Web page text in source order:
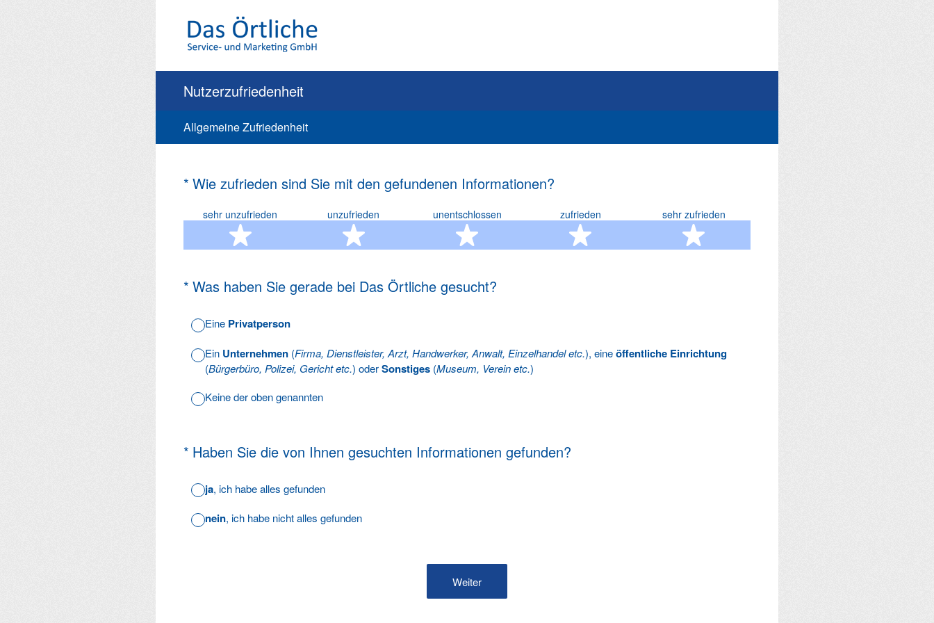
Nutzerzufriedenheit
Allgemeine Zufriedenheit
* Wie zufrieden sind Sie mit den gefundenen Informationen?
(Erforderlich.)
sehr unzufrieden
1 Stern
unzufrieden
2 Sterne
unentschlossen
3 Sterne
zufrieden
4 Sterne
sehr zufrieden
5 Sterne
* Was haben Sie gerade bei Das Örtliche gesucht?
(Erforderlich.)
Eine Privatperson
Ein Unternehmen (Firma, Dienstleister, Arzt, Handwerker, Anwalt, Einzelhandel etc.), eineöffentliche Einrichtung
(Bürgerbüro, Polizei, Gericht etc.) oderSonstiges (Museum, Verein etc.)
Keine der oben genannten
* Haben Sie die von Ihnen gesuchten Informationen gefunden?
(Erforderlich.)
ja, ich habe alles gefunden
nein, ich habe nicht alles gefunden
Weiter